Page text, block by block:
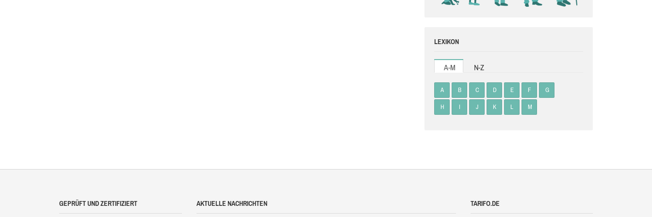
LEXIKON
A-M N-Z
A B C D E F G
H I J K L M
GEPRÜFT UND ZERTIFIZIERT AKTUELLE NACHRICHTEN TARIFO.DE